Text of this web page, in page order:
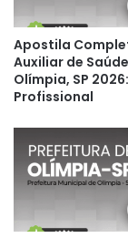
Apostila
Auxiliar de
Olímpia, SP
Profissional